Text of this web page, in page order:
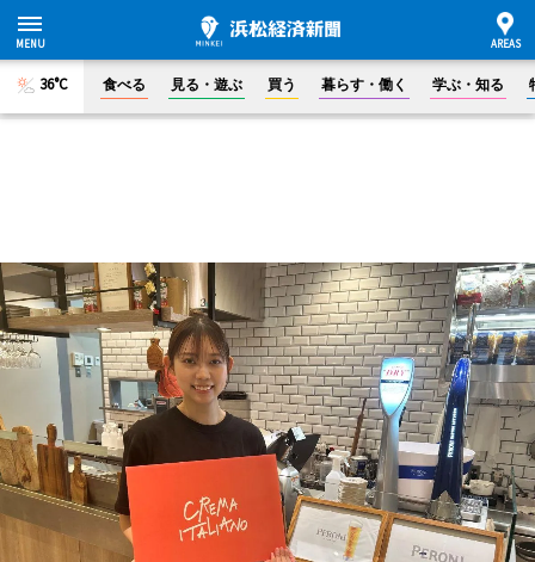
36°C 食べる 見る・遊ぶ 買う 暮らす・働く 学ぶ・知る